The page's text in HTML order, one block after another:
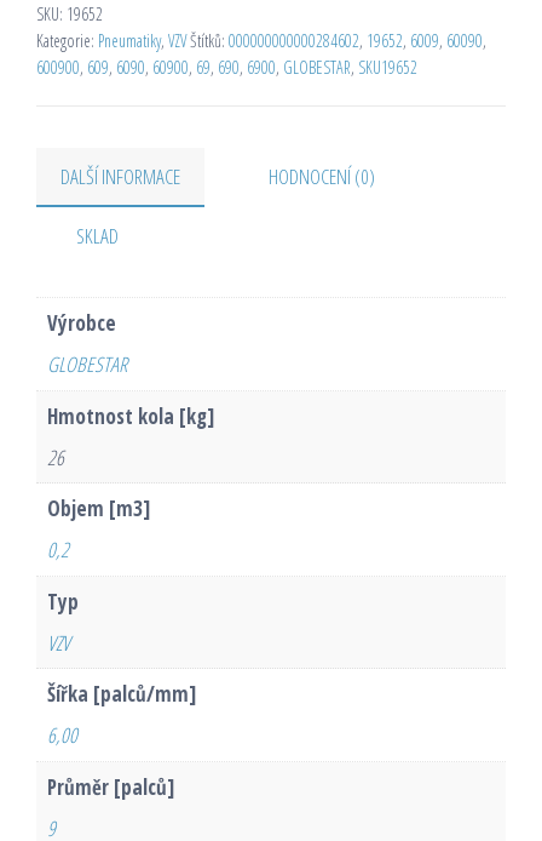
SKU: 19652
Kategorie: Pneumatiky, VZVŠtítků: 000000000000284602, 19652, 6009, 60090,
600900, 609, 6090, 60900, 69, 690, 6900, GLOBESTAR, SKU19652
DALŠÍ INFORMACE HODNOCENÍ (0)
SKLAD
Výrobce
GLOBESTAR
Hmotnost kola [kg]
26
Objem [m3]
0,2
Typ
VZV
Šířka [palců/mm]
6,00
Průměr [palců]
9